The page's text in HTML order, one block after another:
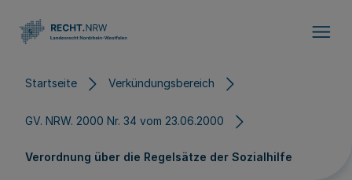
Startseite Verkündungsbereich
GV. NRW. 2000 Nr. 34 vom 23.06.2000
Verordnung über die Regelsätze der Sozialhilfe